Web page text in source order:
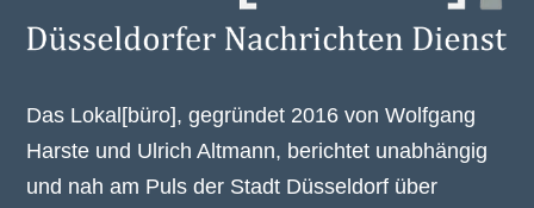
Das Lokal[büro], gegründet 2016 von Wolfgang
Harste und Ulrich Altmann, berichtet unabhängig
und nah am Puls der Stadt Düsseldorf über